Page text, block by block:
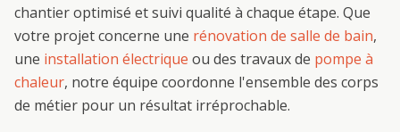
chantier optimisé et suivi qualité à chaque étape. Que
votre projet concerne une rénovation de salle de bain,
une installation électrique ou des travaux de pompe à
chaleur, notre équipe coordonne l'ensemble des corps
de métier pour un résultat irréprochable.